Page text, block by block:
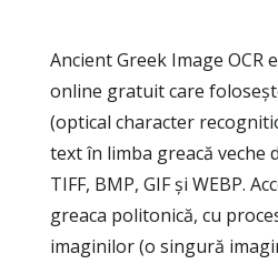
Ancient Greek Image
online gratuit care
(optical character
text în limba greacă veche
TIFF, BMP, GIF și WEBP.
greaca politonică, cu
imaginilor (o singură